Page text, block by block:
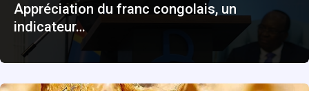
Appréciation du franc congolais, un
indicateur…